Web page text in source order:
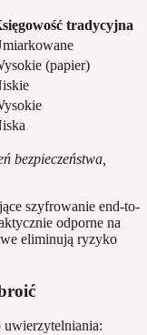
tradycyjna
(papier)
bezpieczeństwa,
szyfrowanie end-to-
odporne na
eliminują ryzyko
uwierzytelniania: